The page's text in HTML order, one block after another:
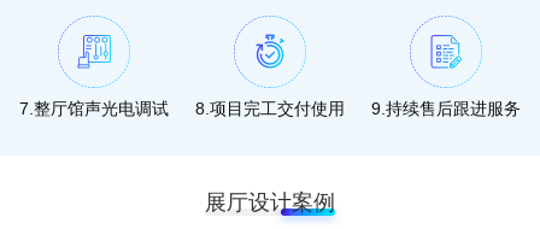
7.整厅馆声光电调试 8.项目完工交付使用 9.持续售后跟进服务
展厅设计案例